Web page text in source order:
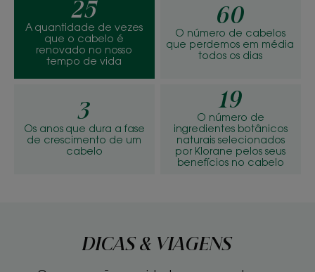
25
A quantidade de vezes
que o cabelo é
renovado no nosso
tempo de vida
60
O número de cabelos
que perdemos em média
todos os dias
3
Os anos que dura a fase
de crescimento de um
cabelo
19
O número de
ingredientes botânicos
naturais selecionados
por Klorane pelos seus
benefícios no cabelo
DICAS & VIAGENS